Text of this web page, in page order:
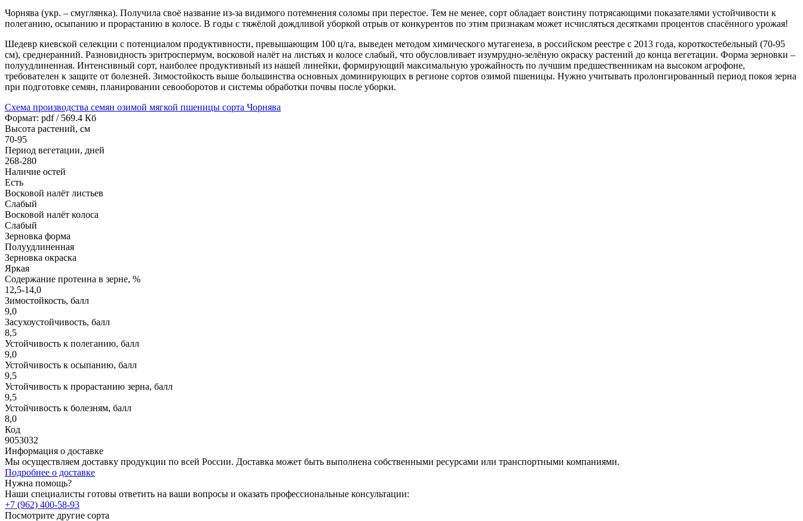
Чорнява (укр. – смуглянка). Получила своё название из-за видимого потемнения соломы при перестое. Тем не менее, сорт обладает воистину потрясающими показателями устойчивости к
полеганию, осыпанию и прорастанию в колосе. В годы с тяжёлой дождливой уборкой отрыв от конкурентов по этим признакам может исчисляться десятками процентов спасённого урожая!
Шедевр киевской селекции с потенциалом продуктивности, превышающим 100 ц/га, выведен методом химического мутагенеза, в российском реестре с 2013 года, короткостебельный (70-95
см), среднеранний. Разновидность эритроспермум, восковой налёт на листьях и колосе слабый, что обусловливает изумрудно-зелёную окраску растений до конца вегетации. Форма зерновки –
полуудлиненная. Интенсивный сорт, наиболее продуктивный из нашей линейки, формирующий максимальную урожайность по лучшим предшественникам на высоком агрофоне,
требователен к защите от болезней. Зимостойкость выше большинства основных доминирующих в регионе сортов озимой пшеницы. Нужно учитывать пролонгированный период покоя зерна
при подготовке семян, планировании севооборотов и системы обработки почвы после уборки.
Схема производства семян озимой мягкой пшеницы сорта Чорнява
Формат: pdf / 569.4 Кб
Высота растений, см
70-95
Период вегетации, дней
268-280
Наличие остей
Есть
Восковой налёт листьев
Слабый
Восковой налёт колоса
Слабый
Зерновка форма
Полуудлиненная
Зерновка окраска
Яркая
Содержание протеина в зерне, %
12,5-14,0
Зимостойкость, балл
9,0
Засухоустойчивость, балл
8,5
Устойчивость к полеганию, балл
9,0
Устойчивость к осыпанию, балл
9,5
Устойчивость к прорастанию зерна, балл
9,5
Устойчивость к болезням, балл
8,0
Код
9053032
Информация о доставке
Мы осуществляем доставку продукции по всей России. Доставка может быть выполнена собственными ресурсами или транспортными компаниями.
Подробнее о доставке
Нужна помощь?
Наши специалисты готовы ответить на ваши вопросы и оказать профессиональные консультации:
+7 (962) 400-58-93
Посмотрите другие сорта